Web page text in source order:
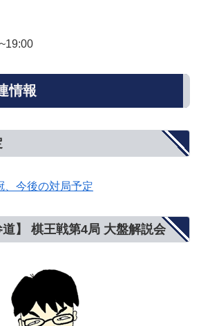
情報
、今後の対局予定
】 棋王戦第4局 大盤解説会